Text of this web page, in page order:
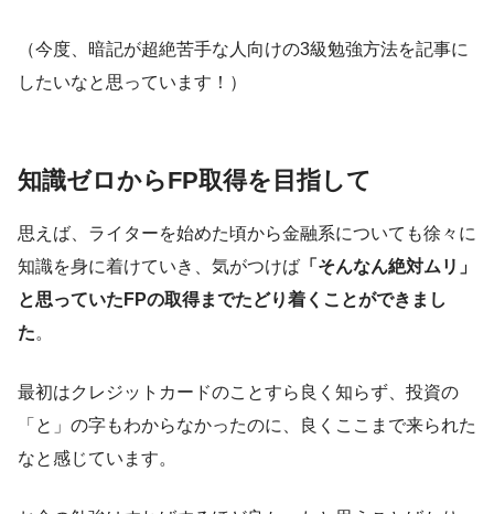
（今度、暗記が超絶苦手な人向けの3級勉強方法を記事に
したいなと思っています！）
知識ゼロからFP取得を目指して
思えば、ライターを始めた頃から金融系についても徐々に
知識を身に着けていき、気がつけば 「そんなん絶対ムリ」
と思っていたFPの取得までたどり着くことができまし
た。
最初はクレジットカードのことすら良く知らず、投資の
「と」の字もわからなかったのに、良くここまで来られた
なと感じています。